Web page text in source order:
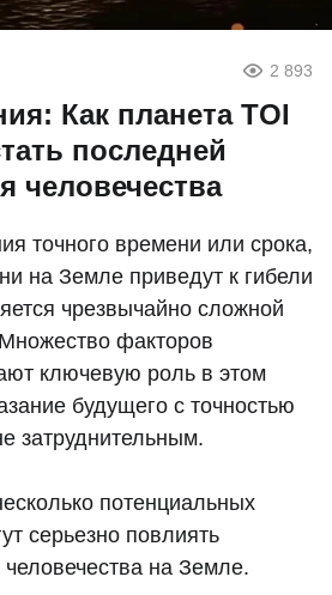
2 893
Как планета TOI
последней
человечества
точного времени или срока,
на Земле приведут к гибели
чрезвычайно сложной
факторов
ключевую роль в этом
будущего с точностью
затруднительным.
потенциальных
серьезно повлиять
на Земле.